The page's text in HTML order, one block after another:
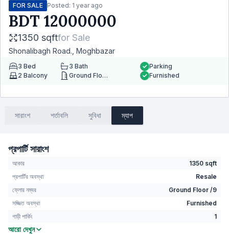
FOR SALE Posted: 1 year ago
BDT 12000000
1350 sqftfor Sale
Shonalibagh Road., Moghbazar
3 Bed 3 Bath
2 Balcony Ground Floor
Parking
Furnished
সারাংশ শর্তাবলি সুবিধা ম্যাপ
প্রপার্টি সারাংশ
আকার
1350 sqft
প্রপার্টির অবস্থা
Resale
ফ্লোর নম্বর
Ground Floor /9
সজ্জিত অবস্থা
Furnished
গাড়ী পার্কিং
1
বেডরুম
আরো দেখুন